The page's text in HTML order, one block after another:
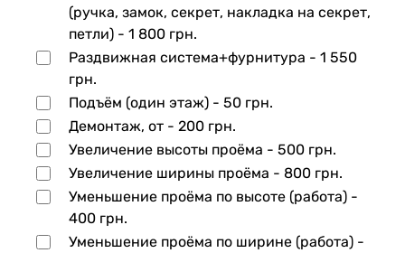
(ручка, замок, секрет, накладка на секрет,
петли) - 1 800 грн.
Раздвижная система+фурнитура - 1 550
грн.
Подъём (один этаж) - 50 грн.
Демонтаж, от - 200 грн.
Увеличение высоты проёма - 500 грн.
Увеличение ширины проёма - 800 грн.
Уменьшение проёма по высоте (работа) -
400 грн.
Уменьшение проёма по ширине (работа) -